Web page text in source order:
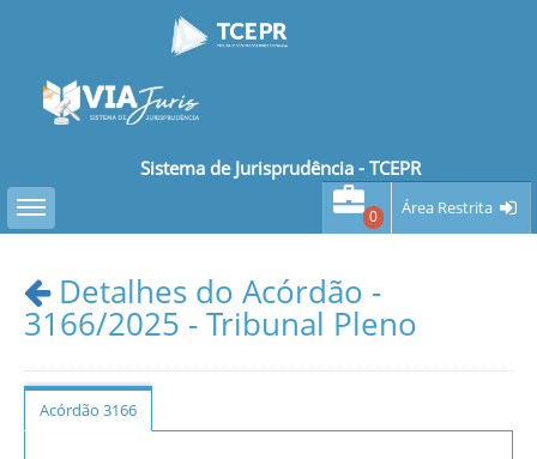
Sistema de Jurisprudência - TCEPR
Toggle sidebar
0 Área Restrita
Detalhes do Acórdão -
3166/2025 - Tribunal Pleno
Acórdão 3166